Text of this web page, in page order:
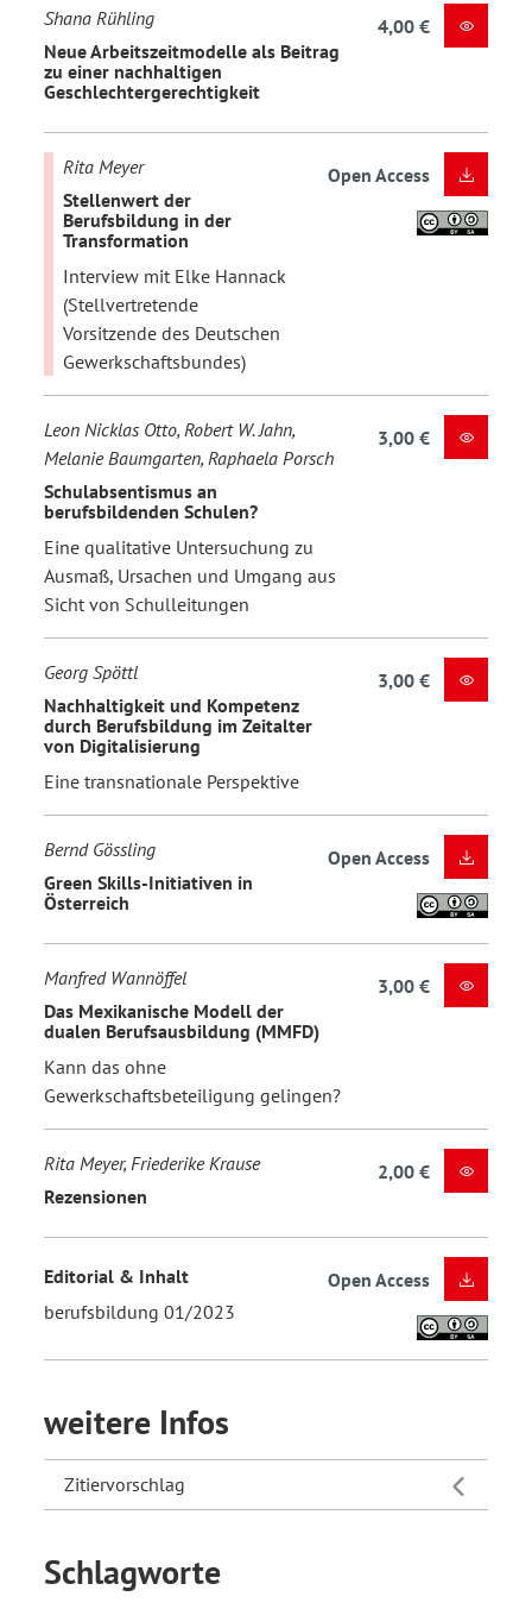
Shana Rühling
Neue Arbeitszeitmodelle als Beitrag
zu einer nachhaltigen
Geschlechtergerechtigkeit
4,00 €
Rita Meyer
Stellenwert der
Berufsbildung in der
Transformation
Interview mit Elke Hannack
(Stellvertretende
Vorsitzende des Deutschen
Gewerkschaftsbundes)
Open Access
Leon Nicklas Otto, Robert W. Jahn,
Melanie Baumgarten, Raphaela Porsch
Schulabsentismus an
berufsbildenden Schulen?
Eine qualitative Untersuchung zu
Ausmaß, Ursachen und Umgang aus
Sicht von Schulleitungen
3,00 €
Georg Spöttl
Nachhaltigkeit und Kompetenz
durch Berufsbildung im Zeitalter
von Digitalisierung
Eine transnationale Perspektive
3,00 €
Bernd Gössling
Green Skills-Initiativen in
Österreich
Open Access
Manfred Wannöffel
Das Mexikanische Modell der
dualen Berufsausbildung (MMFD)
Kann das ohne
Gewerkschaftsbeteiligung gelingen?
3,00 €
Rita Meyer, Friederike Krause
Rezensionen
2,00 €
Editorial & Inhalt
berufsbildung 01/2023
Open Access
weitere Infos
Zitiervorschlag
Schlagworte